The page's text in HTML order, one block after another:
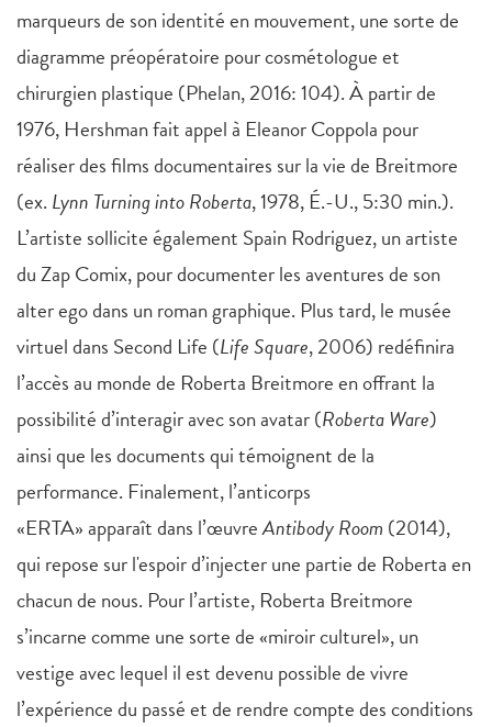
marqueurs de son identité en mouvement, une sorte de
diagramme préopératoire pour cosmétologue et
chirurgien plastique (Phelan, 2016: 104). À partir de
1976, Hershman fait appel à Eleanor Coppola pour
réaliser des films documentaires sur la vie de Breitmore
(ex. Lynn Turning into Roberta, 1978, É.-U., 5:30 min.).
L’artiste sollicite également Spain Rodriguez, un artiste
du Zap Comix, pour documenter les aventures de son
alter ego dans un roman graphique. Plus tard, le musée
virtuel dans Second Life (Life Square, 2006) redéfinira
l’accès au monde de Roberta Breitmore en offrant la
possibilité d’interagir avec son avatar (Roberta Ware)
ainsi que les documents qui témoignent de la
performance. Finalement, l’anticorps
«ERTA» apparaît dans l’œuvreAntibody Room (2014),
qui repose sur l'espoir d’injecter une partie de Roberta en
chacun de nous. Pour l’artiste, Roberta Breitmore
s’incarne comme une sorte de «miroir culturel», un
vestige avec lequel il est devenu possible de vivre
l’expérience du passé et de rendre compte des conditions